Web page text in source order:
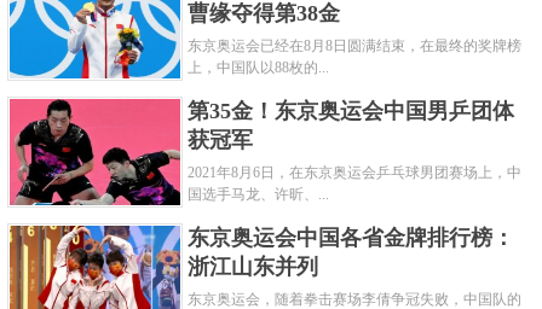
大项；而冬奥会只有5个大项，分别是滑雪、滑冰、雪
橇、冰球和冰壶。
3、历史渊源不同
曹缘夺得第38金
东京奥运会已经在8月8日圆满结束，在最终的奖牌榜
上，中国队以88枚的...
第35金！东京奥运会中国男乒团体
获冠军
2021年8月6日，在东京奥运会乒乓球男团赛场上，中
国选手马龙、许昕、...
东京奥运会中国各省金牌排行榜：
浙江山东并列
东京奥运会，随着拳击赛场李倩争冠失败，中国队的